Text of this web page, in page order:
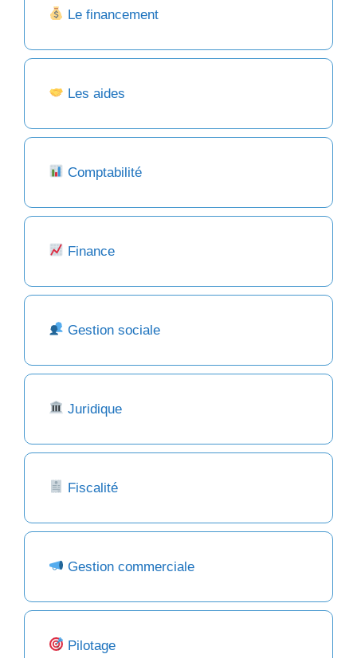
Le financement
Les aides
Comptabilité
Finance
Gestion sociale
Juridique
Fiscalité
Gestion commerciale
Pilotage